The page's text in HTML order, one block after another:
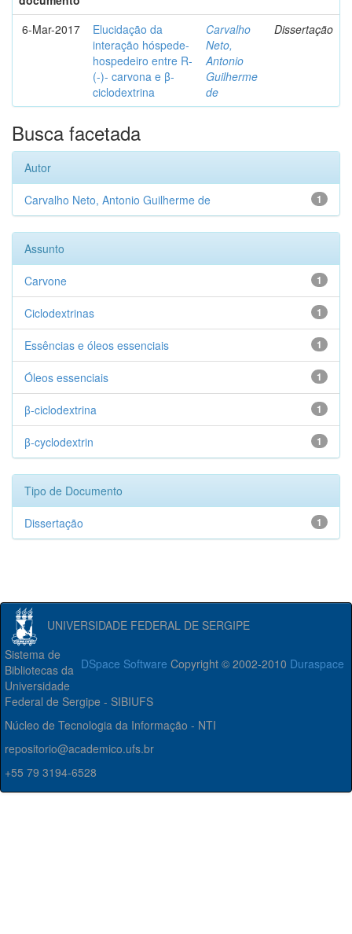
6-Mar-2017
Elucidação da
interação hóspede-
hospedeiro entre R-
(-)- carvona e β-
ciclodextrina
Carvalho
Neto,
Antonio
Guilherme
de
Dissertação
Busca facetada
Autor
1
Carvalho Neto, Antonio Guilherme de
Assunto
1
Carvone
1
Ciclodextrinas
1
Essências e óleos essenciais
1
Óleos essenciais
1
β-ciclodextrina
1
β-cyclodextrin
Tipo de Documento
1
Dissertação
UNIVERSIDADE FEDERAL DE SERGIPE
DSpace Software Copyright © 2002-2010 Duraspace
Sistema de
Bibliotecas da
Universidade
Federal de Sergipe - SIBIUFS
Núcleo de Tecnologia da Informação - NTI
repositorio@academico.ufs.br
+55 79 3194-6528